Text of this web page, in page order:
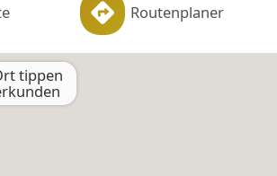
Routenplaner
tippen